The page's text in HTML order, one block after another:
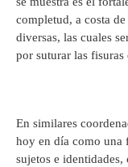
completud, a costa
diversas, las cuales
por suturar las
En similares
hoy en día como una
sujetos e